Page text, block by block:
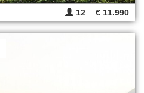
12 € 11.990